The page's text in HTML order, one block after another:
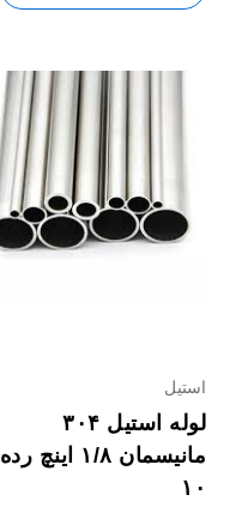
استیل
لوله استیل ۳۰۴
مانیسمان ۱/۸ اینچ رده
۱۰